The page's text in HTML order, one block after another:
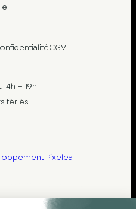
CGV
– 19h
fériés
Pixelea